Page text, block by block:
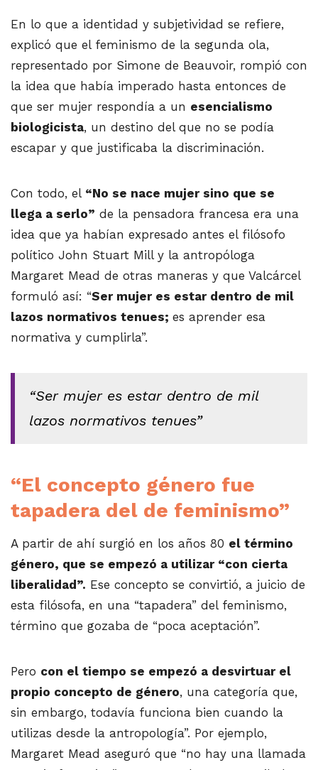
En lo que a identidad y subjetividad se refiere,
explicó que el feminismo de la segunda ola,
representado por Simone de Beauvoir, rompió con
la idea que había imperado hasta entonces de
que ser mujer respondía a un esencialismo
biologicista, un destino del que no se podía
escapar y que justificaba la discriminación.
Con todo, el “No se nace mujer sino que se
llega a serlo” de la pensadora francesa era una
idea que ya habían expresado antes el filósofo
político John Stuart Mill y la antropóloga
Margaret Mead de otras maneras y que Valcárcel
formuló así: “Ser mujer es estar dentro de mil
lazos normativos tenues; es aprender esa
normativa y cumplirla”.
“Ser mujer es estar dentro de mil
lazos normativos tenues”
“El concepto género fue
tapadera del de feminismo”
A partir de ahí surgió en los años 80 el término
género, que se empezó a utilizar “con cierta
liberalidad”. Ese concepto se convirtió, a juicio de
esta filósofa, en una “tapadera” del feminismo,
término que gozaba de “poca aceptación”.
Pero con el tiempo se empezó a desvirtuar el
propio concepto de género, una categoría que,
sin embargo, todavía funciona bien cuando la
utilizas desde la antropología”. Por ejemplo,
Margaret Mead aseguró que “no hay una llamada